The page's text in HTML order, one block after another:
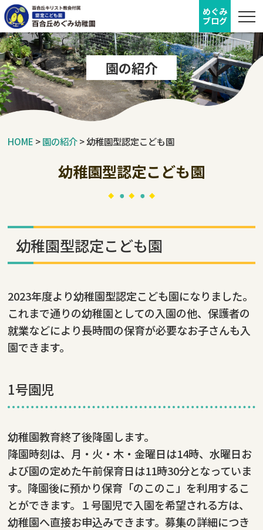
めぐみ
ブログ
園の紹介
HOME >園の紹介>幼稚園型認定こども園
幼稚園型認定こども園
幼稚園型認定こども園
2023年度より幼稚園型認定こども園になりました。
これまで通りの幼稚園としての入園の他、保護者の
就業などにより長時間の保育が必要なお子さんも入
園できます。
1号園児
幼稚園教育終了後降園します。
降園時刻は、月・火・木・金曜日は14時、水曜日お
よび園の定めた午前保育日は11時30分となっていま
す。降園後に預かり保育「のこのこ」を利用するこ
とができます。１号園児で入園を希望される方は、
幼稚園へ直接お申込みできます。募集の詳細につき